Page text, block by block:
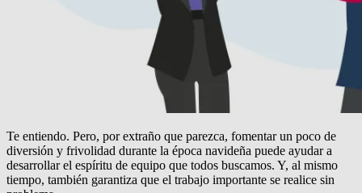
Te entiendo. Pero, por extraño que parezca, fomentar un poco de
diversión y frivolidad durante la época navideña puede ayudar a
desarrollar el espíritu de equipo que todos buscamos. Y, al mismo
tiempo, también garantiza que el trabajo importante se realice sin